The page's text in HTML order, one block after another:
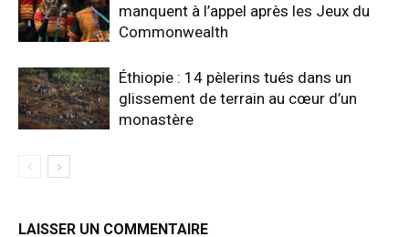
manquent à l’appel après les Jeux du
Commonwealth
Éthiopie : 14 pèlerins tués dans un
glissement de terrain au cœur d’un
monastère
LAISSER UN COMMENTAIRE